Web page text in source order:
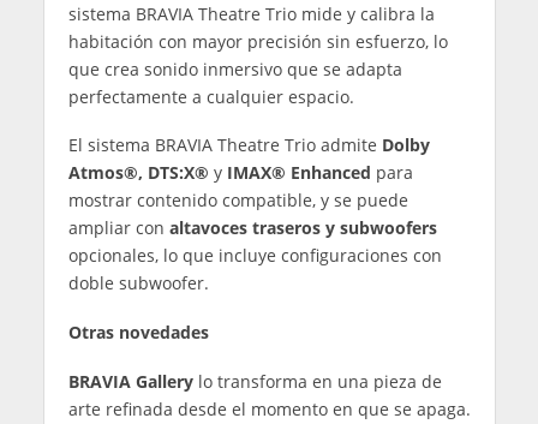
sistema BRAVIA Theatre Trio mide y calibra la
habitación con mayor precisión sin esfuerzo, lo
que crea sonido inmersivo que se adapta
perfectamente a cualquier espacio.
El sistema BRAVIA Theatre Trio admite Dolby
Atmos®, DTS:X® y IMAX® Enhanced para
mostrar contenido compatible, y se puede
ampliar con altavoces traseros y subwoofers
opcionales, lo que incluye configuraciones con
doble subwoofer.
Otras novedades
BRAVIA Gallerylo transforma en una pieza de
arte refinada desde el momento en que se apaga.